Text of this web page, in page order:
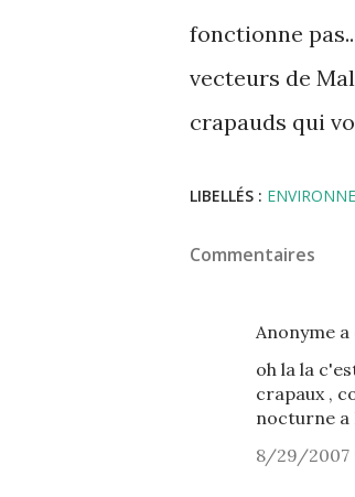
fonctionne
vecteurs de
crapauds qui
LIBELLÉS :
Commentaires
Anonyme
oh la la
crapaux ,
nocturne a
8/29/2007